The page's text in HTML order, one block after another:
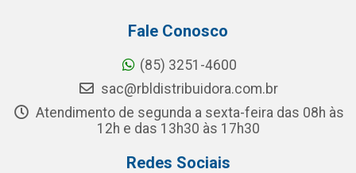
Fale Conosco
(85) 3251-4600
sac@rbldistribuidora.com.br
Atendimento de segunda a sexta-feira das 08h às
12h e das 13h30 às 17h30
Redes Sociais